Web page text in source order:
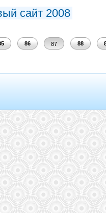
сайт 2008
86 87 88